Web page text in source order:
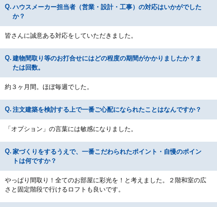
ハウスメーカー担当者（営業・設計・工事）の対応はいかがでした
か？
皆さんに誠意ある対応をしていただきました。
建物間取り等のお打合せにはどの程度の期間がかかりましたか？ま
たは回数。
約３ヶ月間。ほぼ毎週でした。
注文建築を検討する上で一番ご心配になられたことはなんですか？
「オプション」の言葉には敏感になりました。
家づくりをするうえで、一番こだわられたポイント・自慢のポイン
トは何ですか？
やっぱり間取り！全てのお部屋に彩光を！と考えました。２階和室の広
さと固定階段で行けるロフトも良いです。